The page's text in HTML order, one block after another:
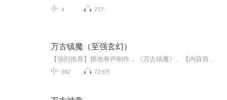
4 777
万古镇魔（至强玄幻）
392 72.8万